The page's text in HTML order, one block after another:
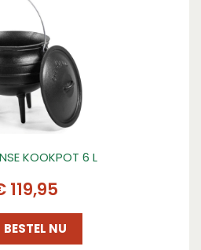
KOOKPOT 6 L
119,95
BESTEL NU